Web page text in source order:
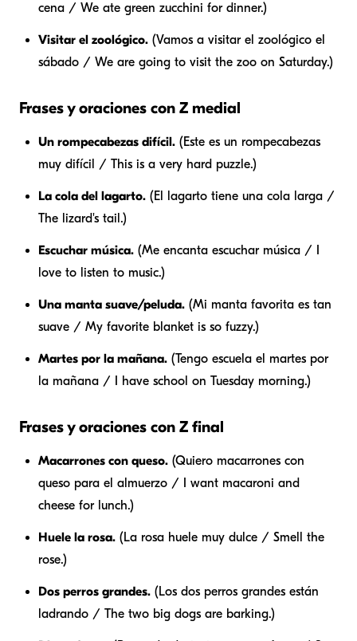
cena / We ate green zucchini for dinner.)
Visitar el zoológico. (Vamos a visitar el zoológico el
sábado / We are going to visit the zoo on Saturday.)
Frases y oraciones con Z medial
Un rompecabezas difícil. (Este es un rompecabezas
muy difícil / This is a very hard puzzle.)
La cola del lagarto. (El lagarto tiene una cola larga /
The lizard's tail.)
Escuchar música. (Me encanta escuchar música / I
love to listen to music.)
Una manta suave/peluda. (Mi manta favorita es tan
suave / My favorite blanket is so fuzzy.)
Martes por la mañana. (Tengo escuela el martes por
la mañana / I have school on Tuesday morning.)
Frases y oraciones con Z final
Macarrones con queso. (Quiero macarrones con
queso para el almuerzo / I want macaroni and
cheese for lunch.)
Huele la rosa. (La rosa huele muy dulce / Smell the
rose.)
Dos perros grandes. (Los dos perros grandes están
ladrando / The two big dogs are barking.)